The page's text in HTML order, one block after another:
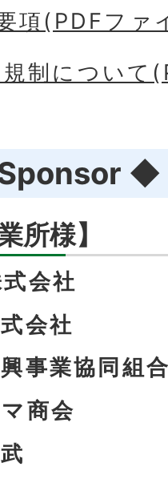
項(PDFフ
制について
◆
所様】
会社
会社
事業協同組
商会